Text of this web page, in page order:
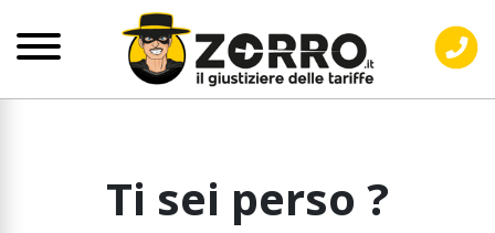
Ti sei perso ?